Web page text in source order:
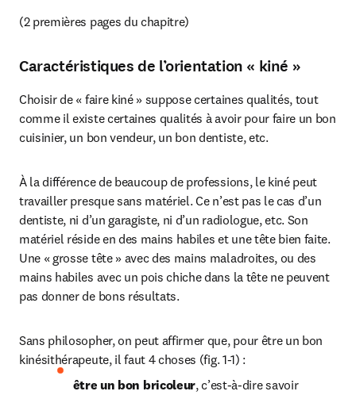
(2 premières pages du chapitre)
Caractéristiques de l’orientation « kiné »
Choisir de « faire kiné » suppose certaines qualités, tout
comme il existe certaines qualités à avoir pour faire un bon
cuisinier, un bon vendeur, un bon dentiste, etc.
À la différence de beaucoup de professions, le kiné peut
travailler presque sans matériel. Ce n’est pas le cas d’un
dentiste, ni d’un garagiste, ni d’un radiologue, etc. Son
matériel réside en des mains habiles et une tête bien faite.
Une « grosse tête » avec des mains maladroites, ou des
mains habiles avec un pois chiche dans la tête ne peuvent
pas donner de bons résultats.
Sans philosopher, on peut affirmer que, pour être un bon
kinésithérapeute, il faut 4 choses (fig. 1-1) :
être un bon bricoleur, c’est-à-dire savoir